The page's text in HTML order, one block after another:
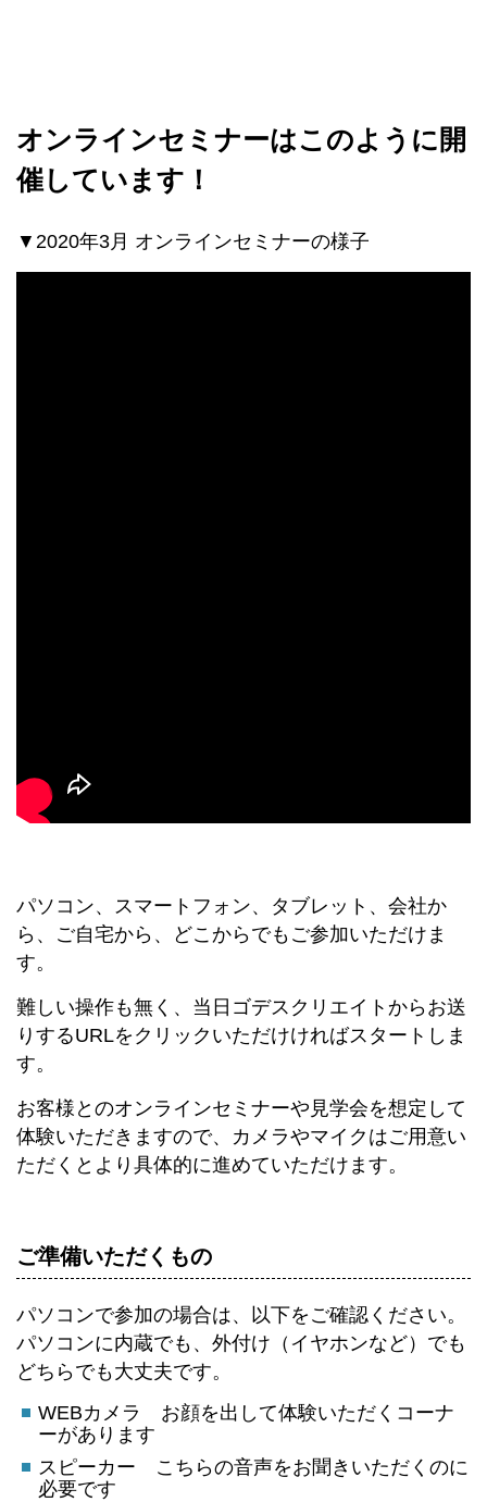
オンラインセミナーはこのように開
催しています！
▼2020年3月 オンラインセミナーの様子
パソコン、スマートフォン、タブレット、会社か
ら、ご自宅から、どこからでもご参加いただけま
す。
難しい操作も無く、当日ゴデスクリエイトからお送
りするURLをクリックいただけければスタートしま
す。
お客様とのオンラインセミナーや見学会を想定して
体験いただきますので、カメラやマイクはご用意い
ただくとより具体的に進めていただけます。
ご準備いただくもの
パソコンで参加の場合は、以下をご確認ください。
パソコンに内蔵でも、外付け（イヤホンなど）でも
どちらでも大丈夫です。
WEBカメラ お顔を出して体験いただくコーナ
ーがあります
スピーカー こちらの音声をお聞きいただくのに
必要です